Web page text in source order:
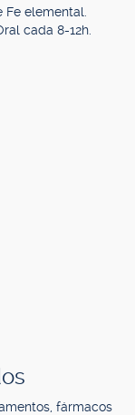
elemental.
cada 8-12h.
fármacos